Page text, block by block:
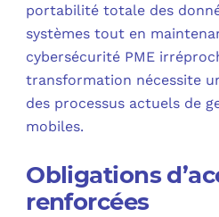
portabilité totale des
systèmes tout en
cybersécurité PME
transformation nécessite
des processus actuels de
mobiles.
Obligations
renforcées